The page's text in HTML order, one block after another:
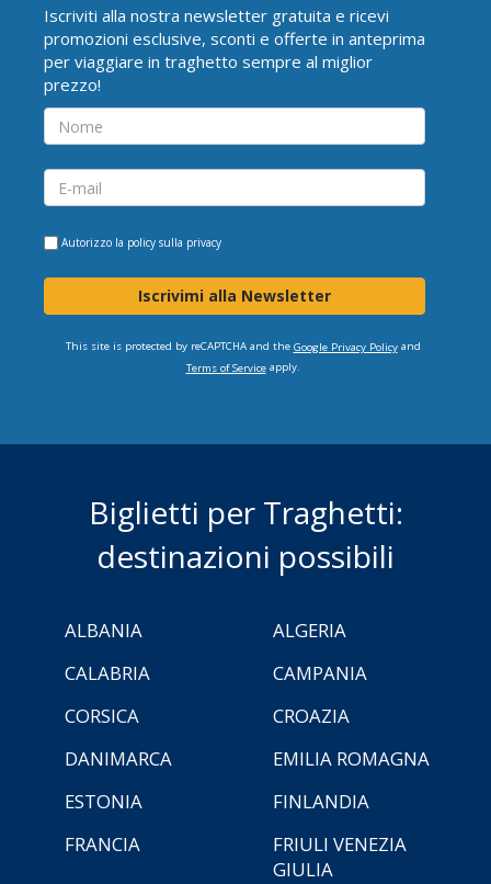
Iscriviti alla nostra newsletter gratuita e ricevi
promozioni esclusive, sconti e offerte in anteprima
per viaggiare in traghetto sempre al miglior
prezzo!
Autorizzo la policy sulla privacy
Iscrivimi alla Newsletter
This site is protected by reCAPTCHA and the Google Privacy Policyand
Terms of Serviceapply.
Biglietti per Traghetti:
destinazioni possibili
ALBANIA
ALGERIA
CALABRIA
CAMPANIA
CORSICA
CROAZIA
DANIMARCA
EMILIA ROMAGNA
ESTONIA
FINLANDIA
FRANCIA
FRIULI VENEZIA
GIULIA